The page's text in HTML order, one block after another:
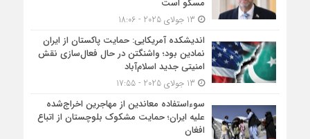
مسکو است
اندیشکده آمریکایی: حمایت پاکستان از ایران
نمادین بود؛ واشنگتن در حال فعال‌سازی نقش
امنیتی جدید اسلام‌آباد
سوءاستفاده معاندین از مهاجرین اخراج‌شده
علیه ایران؛ حمایت مشکوک بلوچستان از اتباع
افغان